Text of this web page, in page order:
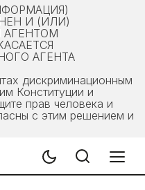
И (ИЛИ)
АГЕНТОМ
АГЕНТА
дискриминационным
Конституции и
прав человека и
с этим решением и